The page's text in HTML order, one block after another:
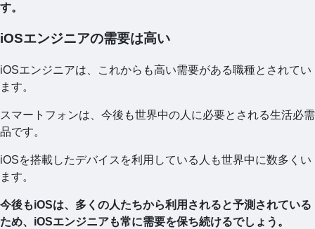
す。
iOSエンジニアの需要は高い
iOSエンジニアは、これからも高い需要がある職種とされてい
ます。
スマートフォンは、今後も世界中の人に必要とされる生活必需
品です。
iOSを搭載したデバイスを利用している人も世界中に数多くい
ます。
今後もiOSは、多くの人たちから利用されると予測されている
ため、iOSエンジニアも常に需要を保ち続けるでしょう。